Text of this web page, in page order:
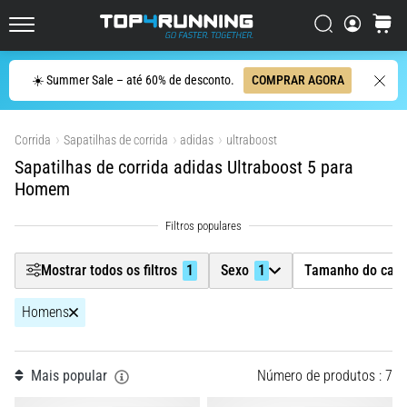
☀️ Summer Sale – até 60% de desconto. COMPRAR AGORA
Procurar
cesto
Procurar
dor
no
joelho
todos
os
pelo
menos
na
vida,
seja
você
ou
profissional.
Corrida Sapatilhas de corrida adidas ultraboost
Sapatilhas de corrida adidas Ultraboost 5 para
Homem
Mostrar todos os filtros 1 Sexo 1 Tamanho do
Filtr
Tamanho do calçado
Cor
Preço
Tipo de calçado
Homens
Mais popular Número de produtos : 7